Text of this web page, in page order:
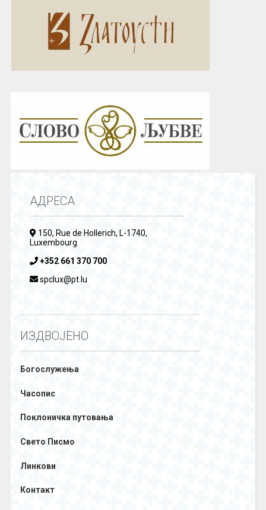
АДРЕСА
150, Rue de Hollerich, L-1740,
Luxembourg
+352 661 370 700
spclux@pt.lu
ИЗДВОЈЕНО
Богослужења
Часопис
Поклоничка путовања
Свето Писмо
Линкови
Контакт